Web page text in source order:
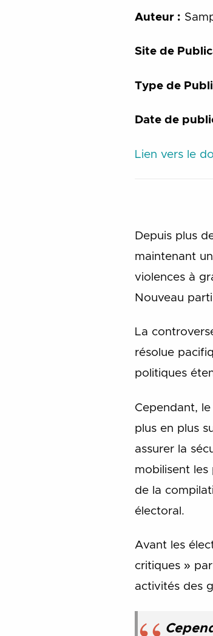
Auteur :
Site de
Type de
Date de
Lien vers le
Depuis plus
maintenant
violences à
Nouveau
La
résolue
politiques
Cependant,
plus en plus
assurer la
mobilisent les
de la
électoral.
Avant les
critiques »
activités des